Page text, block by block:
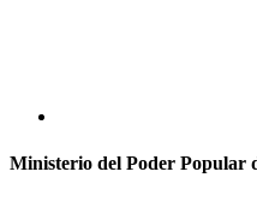
Ministerio del Poder Popular